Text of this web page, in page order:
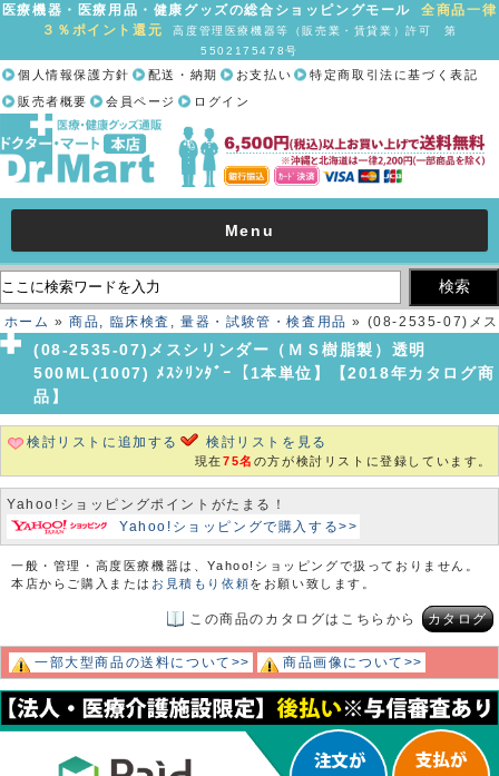
医療機器・医療用品・健康グッズの総合ショッピングモール全商品一律
３％ポイント還元
高度管理医療機器等（販売業・賃貸業）許可 第
5502175478号
個人情報保護方針 配送・納期 お支払い
特定商取引法に基づく表記
販売者概要
会員ページ ログイン
Menu
ホーム »商品, 臨床検査 ,量器・試験管・検査用品 » (08-2535-07)メス
シリンダー（ＭＳ樹脂製）透明 500ML(1007) ﾒｽｼﾘﾝﾀﾞｰ【1本単位】
【2018年カタログ商品】
(08-2535-07)メスシリンダー（ＭＳ樹脂製）透明
500ML(1007) ﾒｽｼﾘﾝﾀﾞｰ【1本単位】【2018年カタログ商
品】
検討リストに追加する 検討リストを見る
現在75名 の方が検討リストに登録しています。
Yahoo!ショッピングポイントがたまる！
Yahoo!ショッピングで購入する>>
一般・管理・高度医療機器は、Yahoo!ショッピングで扱っておりません。
本店からご購入または お見積もり依頼をお願い致します。
この商品のカタログはこちらから カタログ
一部大型商品の送料について>> 商品画像について>>